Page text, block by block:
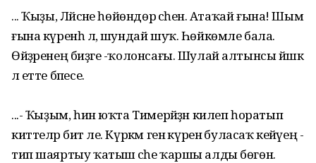
... Ҡыҙы, Ләйсәне һөйөндөрә әсәһен. Атаҡай ғына! Шым
ғына күренһә лә, шундай шуҡ. Һөйкөмле бала.
Өйҙәренең биҙәге -ҡолонсағы. Шулай алтынсы йәшкә
лә етте бәпесе.
...- Ҡыҙым, һин юҡта Тимерәйҙән килеп һоратып
киттеләр бит әле. Күркәм генә күренә буласаҡ кейәүең -
тип шаяртыу ҡатыш әсәһе ҡаршы алды бөгөн.